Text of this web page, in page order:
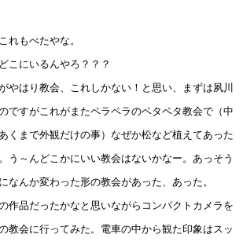
れもべたやな。
こにいるんやろ？？？
やはり教会、これしかない！と思い、まずは夙川
ですがこれがまたペラペラのベタベタ教会で（中
くまで外観だけの事）なぜか松など植えてあった
う～んどこかにいい教会はないかなー。あっそう
なんか変わった形の教会があった、あった。
作品だったかなと思いながらコンパクトカメラを
教会に行ってみた。電車の中から観た印象はスッ